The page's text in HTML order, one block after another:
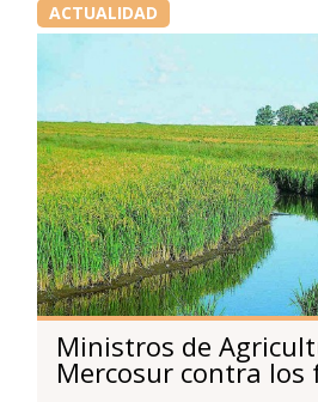
ACTUALIDAD
Ministros de
Mercosur contra